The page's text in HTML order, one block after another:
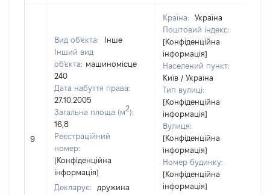
9
Вид об'єкта:
Інше
Інший вид
об'єкта: машиномісце
240
Дата набуття права:
27.10.2005
Загальна площа (м2):
16,8
Реєстраційний
номер:
[Конфіденційна
інформація]
Декларує:
дружина
Країна:
Україна
Поштовий індекс:
[Конфіденційна
інформація]
Населений пункт:
Київ / Україна
Тип вулиці:
[Конфіденційна
інформація]
Вулиця:
[Конфіденційна
інформація]
Номер будинку:
[Конфіденційна
інформація]